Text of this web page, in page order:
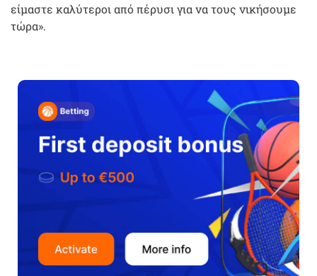
είμαστε καλύτεροι από πέρυσι για να τους νικήσουμε
τώρα».